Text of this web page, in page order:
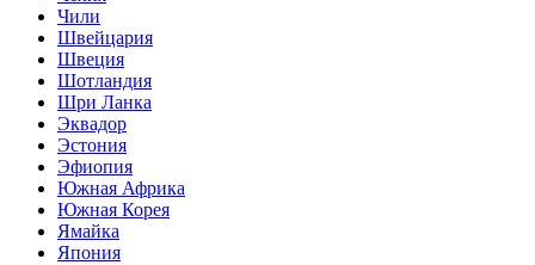
Чили
Швейцария
Швеция
Шотландия
Шри Ланка
Эквадор
Эстония
Эфиопия
Южная Африка
Южная Корея
Ямайка
Япония